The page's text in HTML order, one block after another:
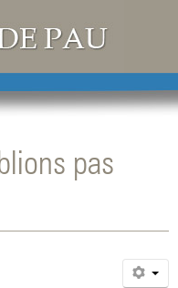
pas